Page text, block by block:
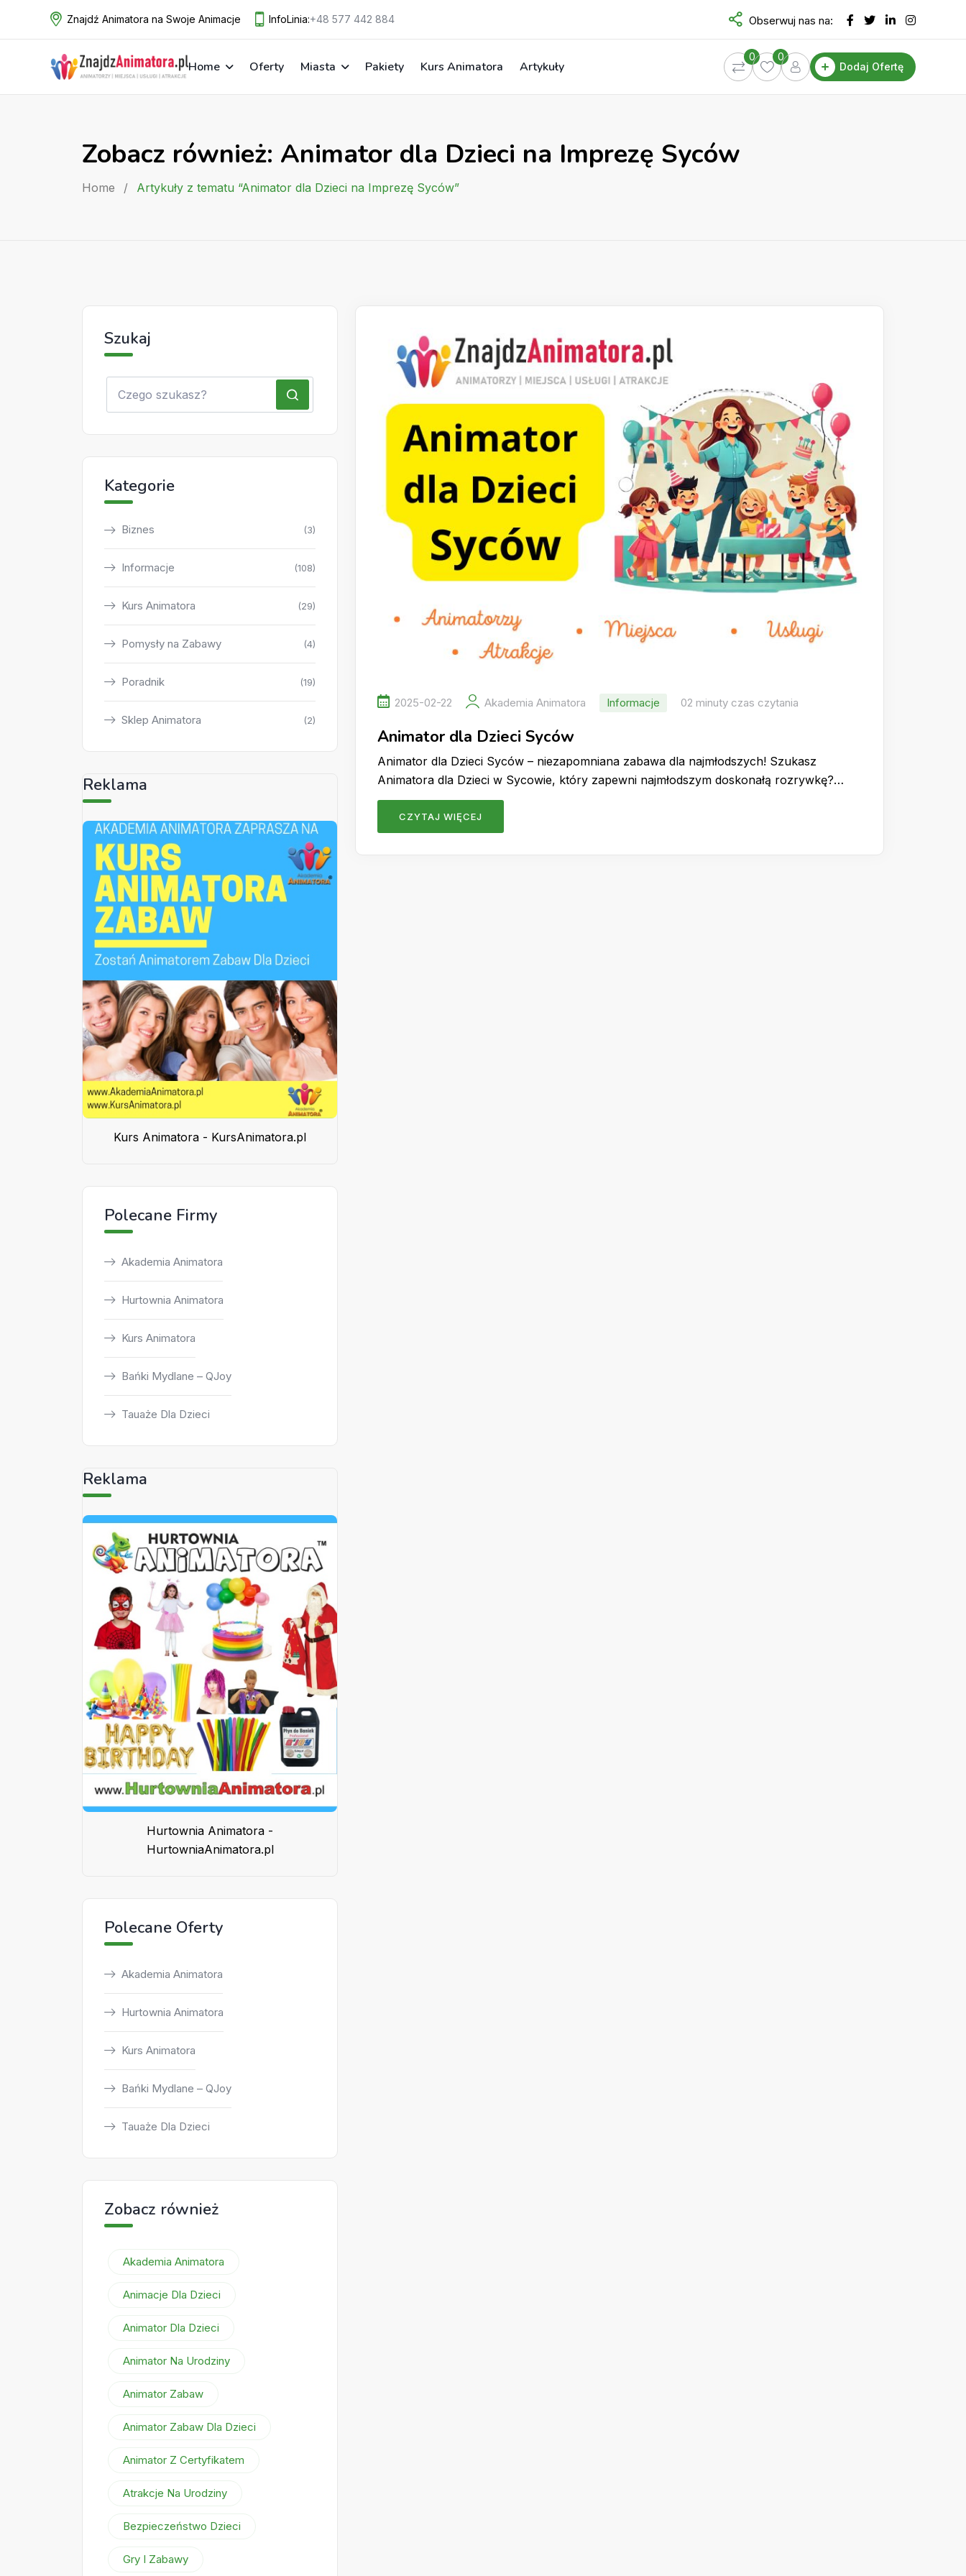
Znajdź Animatora na Swoje Animacje InfoLinia:+48 577 442 884 Obserwuj nas na:
Home Oferty Miasta Pakiety Kurs Animatora Artykuły
0
0
Dodaj Ofertę
Zobacz również: Animator dla Dzieci na Imprezę Syców
Home / Artykuły z tematu “Animator dla Dzieci na Imprezę Syców”
2025-02-22 Akademia Animatora Informacje 02 minuty czas czytania
Animator dla Dzieci Syców
Animator dla Dzieci Syców – niezapomniana zabawa dla najmłodszych! Szukasz
Animatora dla Dzieci w Sycowie, który zapewni najmłodszym doskonałą rozrywkę?…
CZYTAJ WIĘCEJ
Szukaj
Kategorie
Biznes (3)
Informacje (108)
Kurs Animatora (29)
Pomysły na Zabawy (4)
Poradnik (19)
Sklep Animatora (2)
Reklama
Kurs Animatora - KursAnimatora.pl
Polecane Firmy
Akademia Animatora
Hurtownia Animatora
Kurs Animatora
Bańki Mydlane – QJoy
Tauaże Dla Dzieci
Reklama
Hurtownia Animatora -
HurtowniaAnimatora.pl
Polecane Oferty
Akademia Animatora
Hurtownia Animatora
Kurs Animatora
Bańki Mydlane – QJoy
Tauaże Dla Dzieci
Zobacz również
Akademia Animatora
Animacje Dla Dzieci
Animator Dla Dzieci
Animator Na Urodziny
Animator Zabaw
Animator Zabaw Dla Dzieci
Animator Z Certyfikatem
Atrakcje Na Urodziny
Bezpieczeństwo Dzieci
Gry I Zabawy